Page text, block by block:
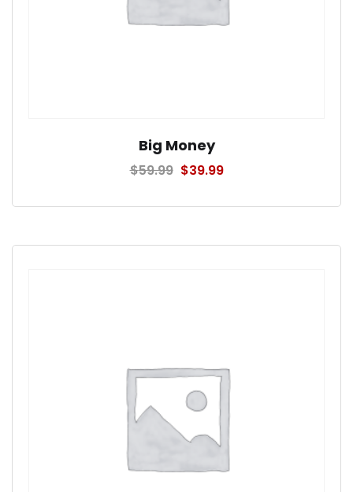
Big Money
$59.99 $39.99